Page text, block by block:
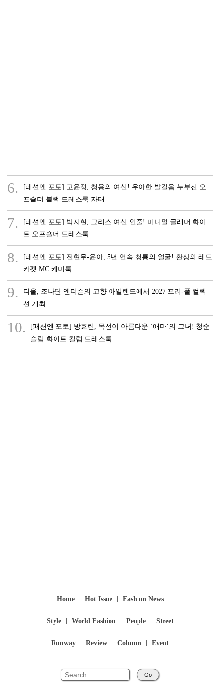
6.
[패션엔 포토] 고윤정, 청용의 여신! 우아한 발걸음 누부신 오
프숄더 블랙 드레스룩 자태
7.
[패션엔 포토] 박지현, 그리스 여신 인줄! 미니멀 글래머 화이
트 오프숄더 드레스룩
8.
[패션엔 포토] 전현무-윤아, 5년 연속 청룡의 얼굴! 환상의 레드
카펫 MC 케미룩
9.
디올, 조나단 앤더슨의 고향 아일랜드에서 2027 프리-폴 컬렉
션 개최
10.
[패션엔 포토] 방효린, 목선이 아름다운 ‘애마’의 그녀! 청순
슬림 화이트 컬럼 드레스룩
Home Hot Issue Fashion News
Style World Fashion People Street
Runway Review Column Event
Go